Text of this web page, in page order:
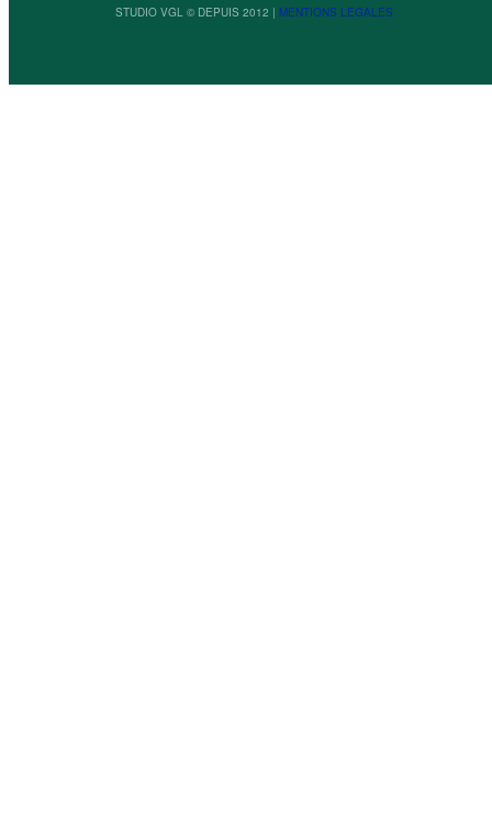
STUDIO VGL © DEPUIS 2012 |MENTIONS LEGALES